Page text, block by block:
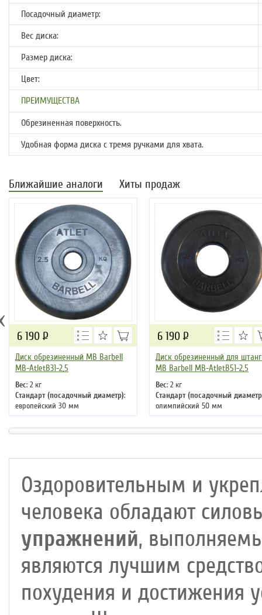
Посадочный диаметр:
Вес диска:
Размер диска:
Цвет:
ПРЕИМУЩЕСТВА
Обрезиненная поверхность.
Удобная форма диска с тремя ручками для хвата.
Ближайшие аналоги Хиты продаж
Диск обрезиненный MB Barbell
MB-AtletB31-2,5
Вес: 2 кг
Стандарт (посадочный диаметр):
европейский 30 мм
6 190 Р
Диск обрезиненный для
MB Barbell MB-AtletB51-2,5
Вес: 2 кг
Стандарт (посадочный
олимпийский 50 мм
6 190 Р
Оздоровительным и
человека обладают
упражнений,
являются лучшим
похудения и достижения